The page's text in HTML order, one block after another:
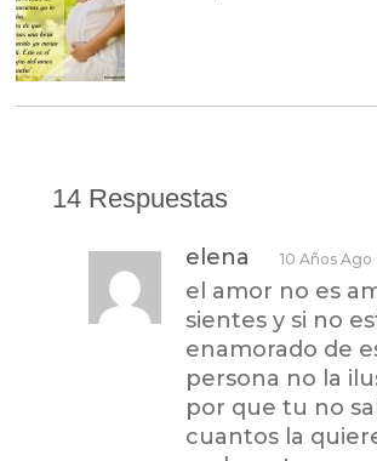
14 Respuestas
elena 10 Años Ago
el amor no es
sientes y si no
enamorado de
persona no la
por que tu no
cuantos la